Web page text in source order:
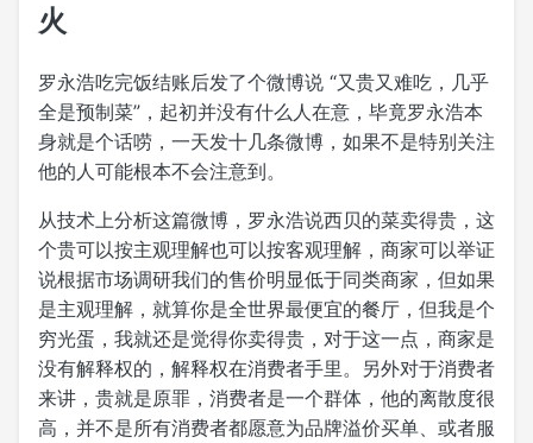
火
罗永浩吃完饭结账后发了个微博说 “又贵又难吃，几乎
全是预制菜”，起初并没有什么人在意，毕竟罗永浩本
身就是个话唠，一天发十几条微博，如果不是特别关注
他的人可能根本不会注意到。
从技术上分析这篇微博，罗永浩说西贝的菜卖得贵，这
个贵可以按主观理解也可以按客观理解，商家可以举证
说根据市场调研我们的售价明显低于同类商家，但如果
是主观理解，就算你是全世界最便宜的餐厅，但我是个
穷光蛋，我就还是觉得你卖得贵，对于这一点，商家是
没有解释权的，解释权在消费者手里。另外对于消费者
来讲，贵就是原罪，消费者是一个群体，他的离散度很
高，并不是所有消费者都愿意为品牌溢价买单、或者服